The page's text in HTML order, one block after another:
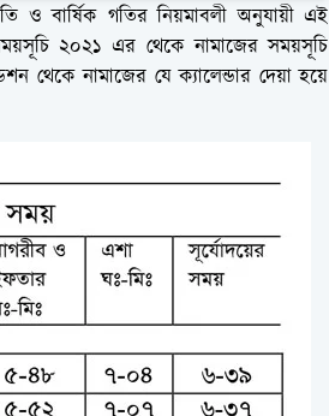
ও বার্ষিক গতির নিয়মাবলী অনুযায়ী এই
২০২১ এর থেকে নামাজের সময়সূচি
নামাজের যে ক্যালেন্ডার দেয়া হয়ে